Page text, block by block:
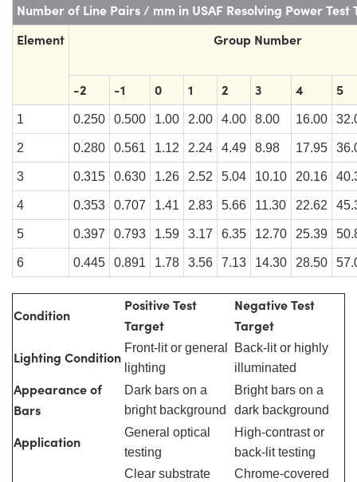
Number of Line Pairs / mm in USAF Resolving Power Test
Element
Group Number
-2 -1 0 1 2 3 4 5
1 0.250 0.500 1.00 2.00 4.00 8.00 16.00
2 0.280 0.561 1.12 2.24 4.49 8.98 17.95
3 0.315 0.630 1.26 2.52 5.04 10.10 20.16
4 0.353 0.707 1.41 2.83 5.66 11.30 22.62
5 0.397 0.793 1.59 3.17 6.35 12.70 25.39
6 0.445 0.891 1.78 3.56 7.13 14.30 28.50
Condition
Positive Test
Target
Negative Test
Target
Lighting Condition
Front-lit or general
lighting
Back-lit or highly
illuminated
Appearance of
Bars
Dark bars on a
bright background
Bright bars on a
dark background
Application
General optical
testing
High-contrast or
back-lit testing
Clear substrate
Chrome-covered